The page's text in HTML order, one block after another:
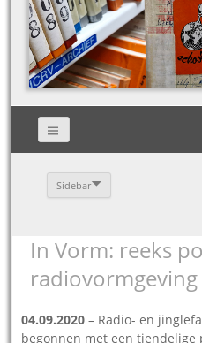
Sidebar
In Vorm: reeks
radiovormgeving
04.09.2020 – Radio- en
begonnen met een tiendelige